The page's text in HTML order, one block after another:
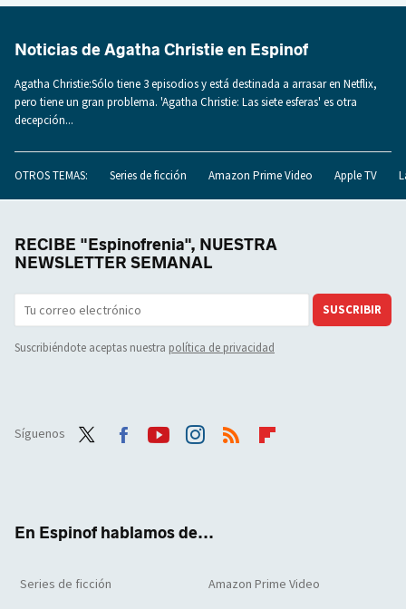
Noticias de Agatha Christie en Espinof
Agatha Christie:Sólo tiene 3 episodios y está destinada a arrasar en Netflix,
pero tiene un gran problema. 'Agatha Christie: Las siete esferas' es otra
decepción...
OTROS TEMAS: Series de ficción Amazon Prime Video Apple TV
RECIBE "Espinofrenia", NUESTRA
NEWSLETTER SEMANAL
SUSCRIBIR
Suscribiéndote aceptas nuestra política de privacidad
Síguenos
En Espinof hablamos de...
Series de ficción Amazon Prime Video